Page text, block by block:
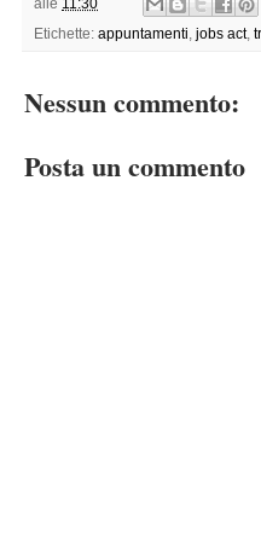
Etichette: appuntamenti jobs act,
Nessun commento:
Posta un commento